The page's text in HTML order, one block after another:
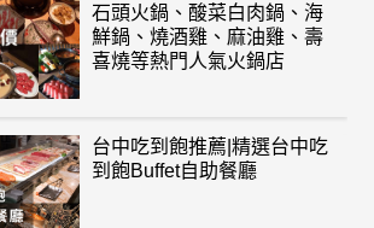
石頭火鍋、酸菜白肉鍋、海
鮮鍋、燒酒雞、麻油雞、壽
喜燒等熱門人氣火鍋店
台中吃到飽推薦|精選台中吃
到飽Buffet自助餐廳